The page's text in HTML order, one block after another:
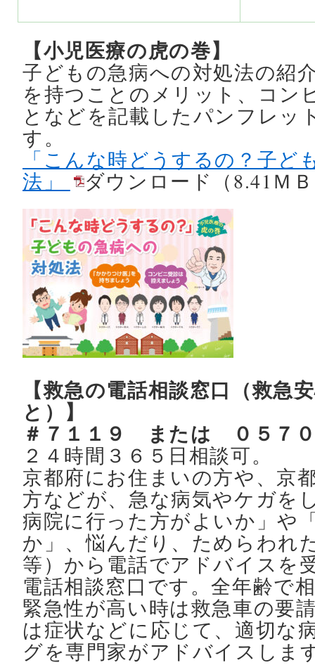
【小児医療の虎の巻】
子どもの急病への対処法の紹
を持つことのメリット、コン
となどを記載したパンフレッ
す。
「こんな時どうするの？子ど
法」
ダウンロード（8.41Ｍ
【救急の電話相談窓口（救急
と）】
＃７１１９ または ０５７０
２４時間３６５日相談可。
京都府にお住まいの方や、京
方などが、急な病気やケガを
病院に行った方がよいか」や
か」、悩んだり、ためらわれ
等）から電話でアドバイスを
電話相談窓口です。全年齢で
緊急性が高い時は救急車の要
は症状などに応じて、適切な
グを専門家がアドバイスしま